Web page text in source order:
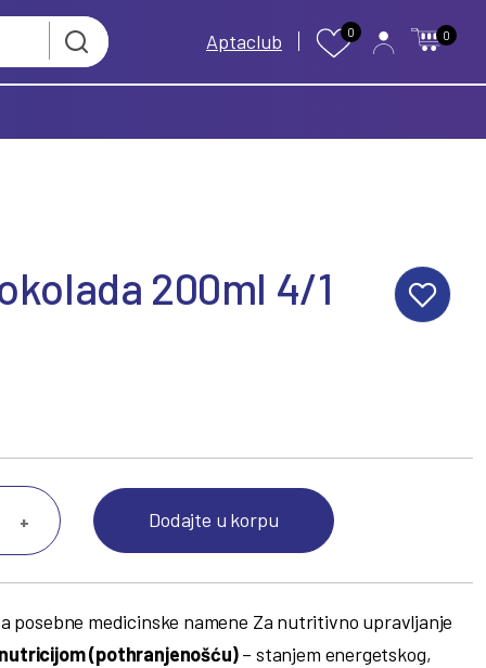
Aptaclub 0 0
200ml 4/1
+ Dodajte u korpu
posebne medicinske namene Za nutritivno upravljanje
(pothranjenošću)– stanjem energetskog,